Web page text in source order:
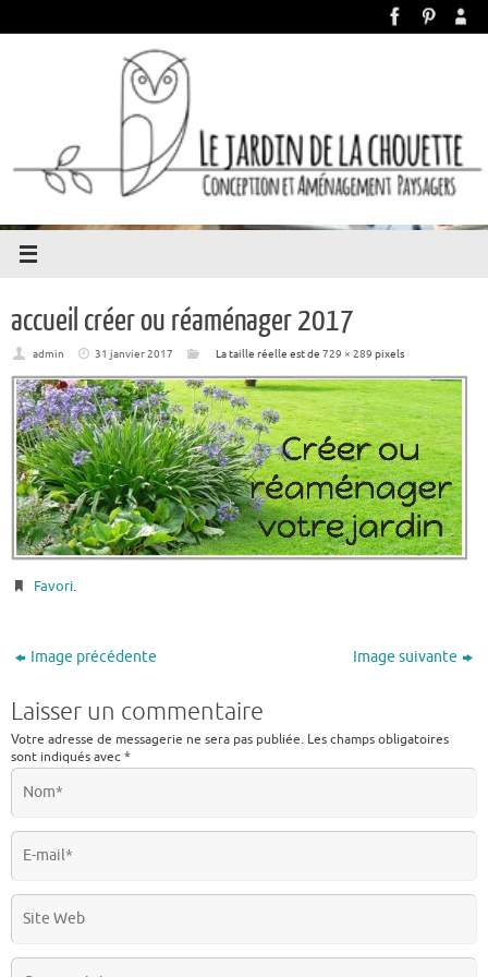
accueil créer ou réaménager 2017
admin 31 janvier 2017 La taille réelle est de 729 × 289 pixels
Favori.
Image précédente Image suivante
Laisser un commentaire
Votre adresse de messagerie ne sera pas publiée. Les champs obligatoires
sont indiqués avec*